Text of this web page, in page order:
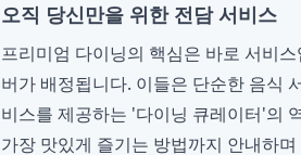
오직 당신만을 위한 전담 서비스
프리미엄 다이닝의 핵심은 바로 서비
버가 배정됩니다. 이들은 단순한 음식
비스를 제공하는 '다이닝 큐레이터'의
가장 맛있게 즐기는 방법까지 안내하